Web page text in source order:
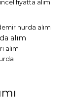
fiyatta alım
hurda alım
alım
alım